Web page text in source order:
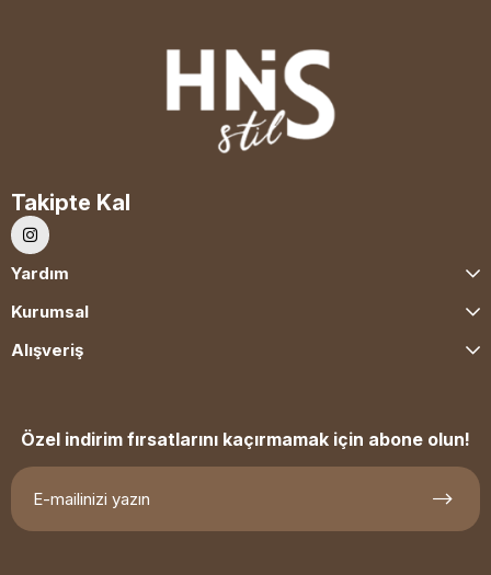
Takipte Kal
Yardım
Kurumsal
Alışveriş
Özel indirim fırsatlarını kaçırmamak için abone olun!